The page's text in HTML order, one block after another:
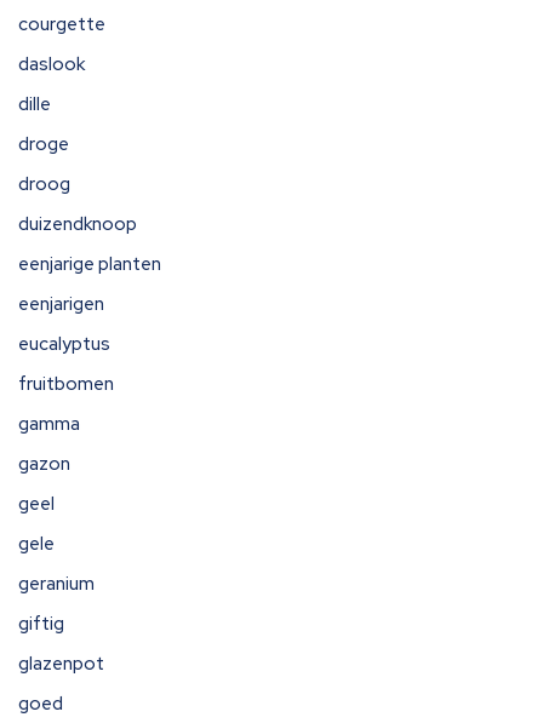
courgette
daslook
dille
droge
droog
duizendknoop
eenjarige planten
eenjarigen
eucalyptus
fruitbomen
gamma
gazon
geel
gele
geranium
giftig
glazenpot
goed